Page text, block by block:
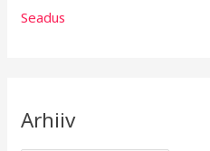
Seadus
Arhiiv